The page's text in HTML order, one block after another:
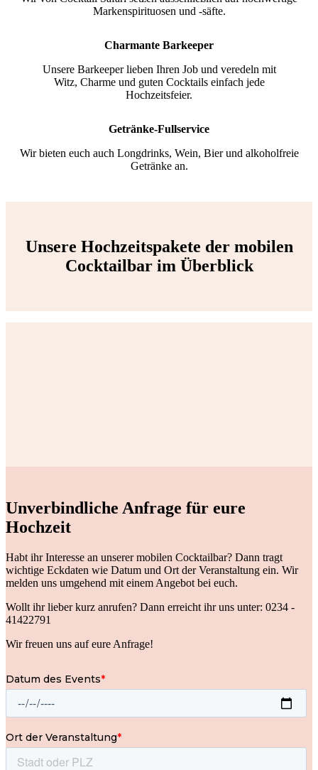
Markenspirituosen und -säfte.
Charmante Barkeeper
Unsere Barkeeper lieben Ihren Job und veredeln mit
Witz, Charme und guten Cocktails einfach jede
Hochzeitsfeier.
Getränke-Fullservice
Wir bieten euch auch Longdrinks, Wein, Bier und alkoholfreie
Getränke an.
Unsere Hochzeitspakete der mobilen
Cocktailbar im Überblick
Unverbindliche Anfrage für eure
Hochzeit
Habt ihr Interesse an unserer mobilen Cocktailbar? Dann tragt
wichtige Eckdaten wie Datum und Ort der Veranstaltung ein. Wir
melden uns umgehend mit einem Angebot bei euch.
Wollt ihr lieber kurz anrufen? Dann erreicht ihr uns unter: 0234 -
41422791
Wir freuen uns auf eure Anfrage!